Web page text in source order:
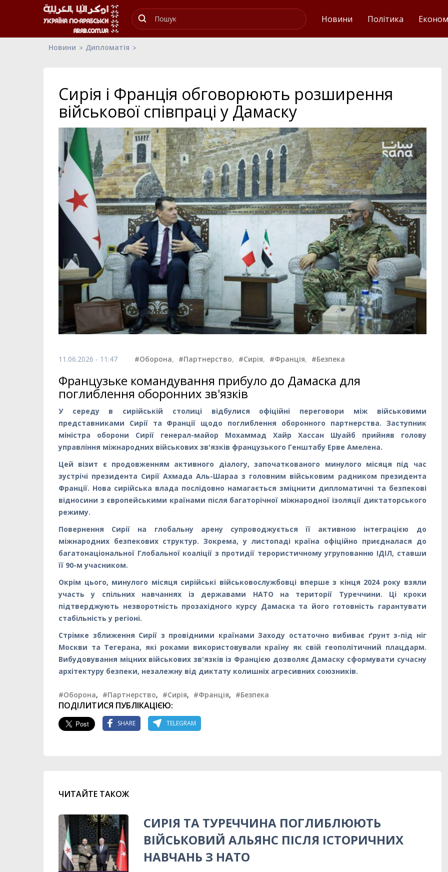
Новини Політика
Новини Дипломатія
Сирія і Франція обговорюють розширення
військової співпраці у Дамаску
11.06.2026 - 11:47 #Оборона, #Партнерство, #Сирія, #Франція, #Безпека
Французьке командування прибуло до Дамаска для
поглиблення оборонних зв'язків
У середу в сирійській столиці відбулися офіційні переговори між військовими
представниками Сирії та Франції щодо поглиблення оборонного партнерства. Заступник
міністра оборони Сирії генерал-майор Мохаммад Хайр Хассан Шуайб прийняв голову
управління міжнародних військових зв'язків французького Генштабу Ерве Амелена.
Цей візит є продовженням активного діалогу, започаткованого минулого місяця під час
зустрічі президента Сирії Ахмада Аль-Шараа з головним військовим радником президента
Франції. Нова сирійська влада послідовно намагається зміцнити дипломатичні та безпекові
відносини з європейськими країнами після багаторічної міжнародної ізоляції диктаторського
режиму.
Повернення Сирії на глобальну арену супроводжується її активною інтеграцією до
міжнародних безпекових структур. Зокрема, у листопаді країна офіційно приєдналася до
багатонаціональної Глобальної коаліції з протидії терористичному угрупованню ІДІЛ, ставши
її 90-м учасником.
Окрім цього, минулого місяця сирійські військовослужбовці вперше з кінця 2024 року взяли
участь у спільних навчаннях із державами НАТО на території Туреччини. Ці кроки
підтверджують незворотність прозахідного курсу Дамаска та його готовність гарантувати
стабільність у регіоні.
Стрімке зближення Сирії з провідними країнами Заходу остаточно вибиває ґрунт з-під ніг
Москви та Тегерана, які роками використовували країну як свій геополітичний плацдарм.
Вибудовування міцних військових зв'язків із Францією дозволяє Дамаску сформувати сучасну
архітектуру безпеки, незалежну від диктату колишніх агресивних союзників.
#Оборона, #Партнерство, #Сирія, #Франція, #Безпека
ПОДІЛИТИСЯ ПУБЛІКАЦІЄЮ:
SHARE TELEGRAM
ЧИТАЙТЕ ТАКОЖ
СИРІЯ ТА ТУРЕЧЧИНА ПОГЛИБЛЮЮТЬ
ВІЙСЬКОВИЙ АЛЬЯНС ПІСЛЯ ІСТОРИЧНИХ
НАВЧАНЬ З НАТО